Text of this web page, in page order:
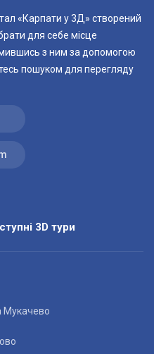
«Карпати у 3Д» створений
для себе місце
з ним за допомогою
пошуком для перегляду
3D тури
Мукачево